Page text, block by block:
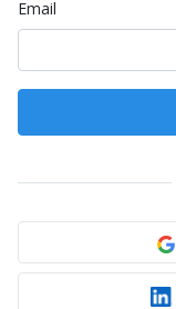
Email